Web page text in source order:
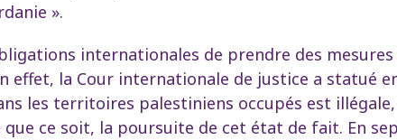
».
internationales de prendre des
effet, la Cour internationale de justice a statué
les territoires palestiniens occupés est
ce soit, la poursuite de cet état de fait. En